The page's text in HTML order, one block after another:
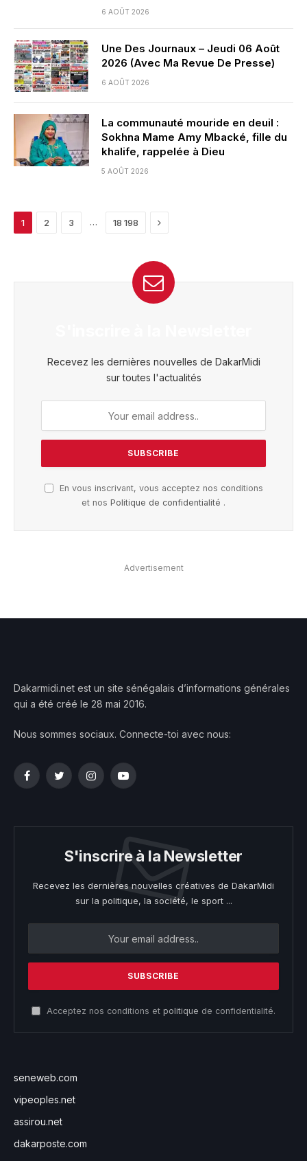
6 AOÛT 2026
Une Des Journaux – Jeudi 06 Août
2026 (Avec Ma Revue De Presse)
6 AOÛT 2026
La communauté mouride en deuil :
Sokhna Mame Amy Mbacké, fille du
khalife, rappelée à Dieu
5 AOÛT 2026
1 2 3 … 18 198 Next
Recevez les dernières nouvelles de DakarMidi
sur toutes l'actualités
En vous inscrivant, vous acceptez nos conditions
et nos Politique de confidentialité .
Advertisement
Dakarmidi.net est un site sénégalais d’informations générales
qui a été créé le 28 mai 2016.
Nous sommes sociaux. Connecte-toi avec nous:
FacebookTwitterInstagramYouTube
S'inscrire à la Newsletter
Recevez les dernières nouvelles créatives de DakarMidi
sur la politique, la société, le sport ...
Acceptez nos conditions et politique de confidentialité.
seneweb.com
vipeoples.net
assirou.net
dakarposte.com